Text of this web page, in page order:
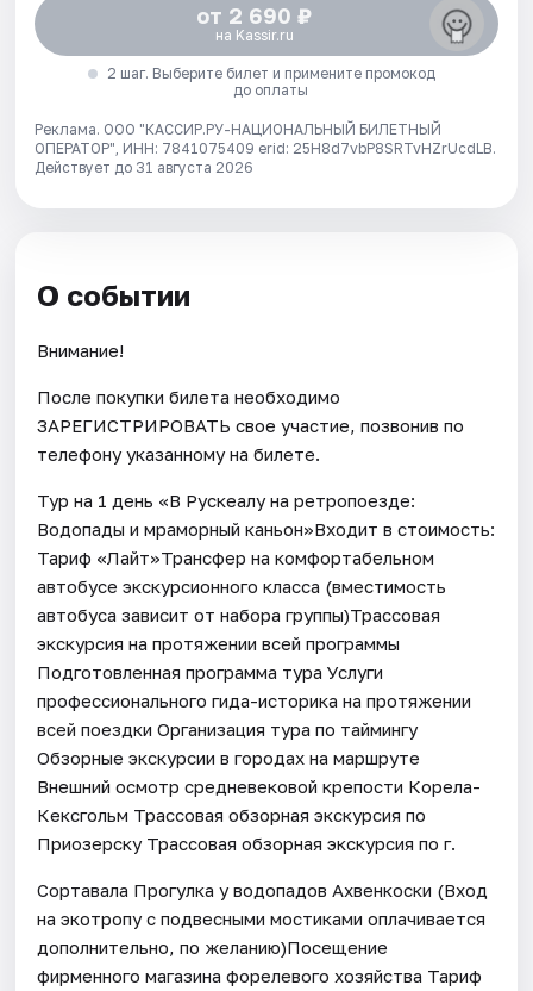
от 2 690 ₽
на Kassir.ru
2 шаг. Выберите билет и примените промокод
до оплаты
Реклама. ООО "КАССИР.РУ-НАЦИОНАЛЬНЫЙ БИЛЕТНЫЙ
ОПЕРАТОР", ИНН: 7841075409 erid: 25H8d7vbP8SRTvHZrUcdLB.
Действует до 31 августа 2026
О событии
Внимание!
После покупки билета необходимо
ЗАРЕГИСТРИРОВАТЬ свое участие, позвонив по
телефону указанному на билете.
Тур на 1 день «В Рускеалу на ретропоезде:
Водопады и мраморный каньон»Входит в стоимость:
Тариф «Лайт»Трансфер на комфортабельном
автобусе экскурсионного класса (вместимость
автобуса зависит от набора группы)Трассовая
экскурсия на протяжении всей программы
Подготовленная программа тура Услуги
профессионального гида-историка на протяжении
всей поездки Организация тура по таймингу
Обзорные экскурсии в городах на маршруте
Внешний осмотр средневековой крепости Корела-
Кексгольм Трассовая обзорная экскурсия по
Приозерску Трассовая обзорная экскурсия по г.
Сортавала Прогулка у водопадов Ахвенкоски (Вход
на экотропу с подвесными мостиками оплачивается
дополнительно, по желанию)Посещение
фирменного магазина форелевого хозяйства Тариф